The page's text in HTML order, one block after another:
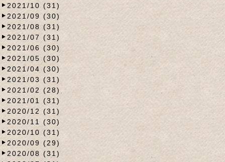
2021/10 (31)
2021/09 (30)
2021/08 (31)
2021/07 (31)
2021/06 (30)
2021/05 (30)
2021/04 (30)
2021/03 (31)
2021/02 (28)
2021/01 (31)
2020/12 (31)
2020/11 (30)
2020/10 (31)
2020/09 (29)
2020/08 (31)